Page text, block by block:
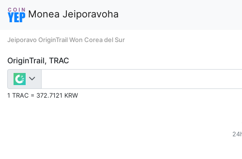
Monea Jeiporavoha
Jeiporavo OriginTrail Won Corea del Sur
OriginTrail, TRAC
1 TRAC = 372.7121 KRW